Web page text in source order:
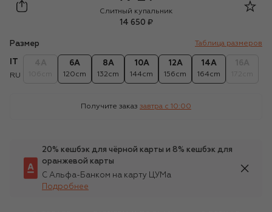
N21
Слитный купальник
14 650 ₽
Размер Таблица размеров
RU
6A
120cm
8A
132cm
10A
144cm
12A
156cm
14A
164cm
Получите заказ завтра c 10:00
20% кешбэк для чёрной карты и 8% кешбэк для
оранжевой карты
С Альфа-Банком на карту ЦУМа
Подробнее